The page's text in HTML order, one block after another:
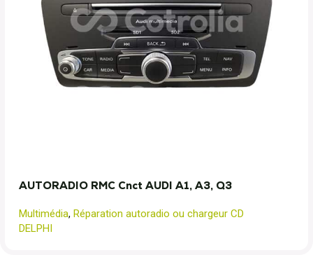
AUTORADIO RMC Cnct AUDI A1, A3, Q3
Multimédia, Réparation autoradio ou chargeur CD
DELPHI